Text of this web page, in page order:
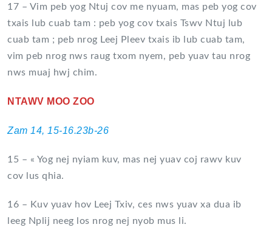
17 – Vim peb yog Ntuj cov me nyuam, mas peb yog cov
txais lub cuab tam : peb yog cov txais Tswv Ntuj lub
cuab tam ; peb nrog Leej Pleev txais ib lub cuab tam,
vim peb nrog nws raug txom nyem, peb yuav tau nrog
nws muaj hwj chim.
NTAWV MOO ZOO
Zam 14, 15-16.23b-26
15 – « Yog nej nyiam kuv, mas nej yuav coj rawv kuv
cov lus qhia.
16 – Kuv yuav hov Leej Txiv, ces nws yuav xa dua ib
leeg Nplij neeg los nrog nej nyob mus li.